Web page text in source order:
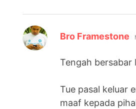
Bro Framestone
Tengah bersabar
Tue pasal keluar
maaf kepada